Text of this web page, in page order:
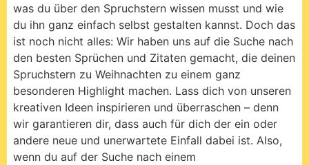
was du über den Spruchstern wissen musst und wie
du ihn ganz einfach selbst gestalten kannst. Doch das
ist noch nicht alles: Wir haben uns auf die Suche nach
den besten Sprüchen und Zitaten gemacht, die deinen
Spruchstern zu Weihnachten zu einem ganz
besonderen Highlight machen. Lass dich von unseren
kreativen Ideen inspirieren und überraschen – denn
wir garantieren dir, dass auch für dich der ein oder
andere neue und unerwartete Einfall dabei ist. Also,
wenn du auf der Suche nach einem